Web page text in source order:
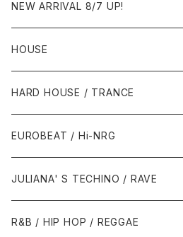
NEW ARRIVAL 8/7 UP!
HOUSE
1980年代
1987年・以前
1988年
1990年代
1990年
1991年
2000年代
2000年
2010年代
HARD HOUSE / TRANCE
1990年代
1994年・以前
1995年
2000年代
2000年
EUROBEAT / Hi-NRG
1980年代
1986年・以前
1990年代
JULIANA' S TECHINO / RAVE
1990年代
R&B / HIP HOP / REGGAE